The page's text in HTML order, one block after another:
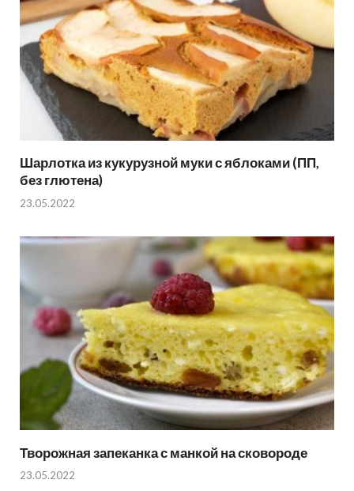
Шарлотка из кукурузной муки с яблоками (ПП,
без глютена)
23.05.2022
Творожная запеканка с манкой на сковороде
23.05.2022